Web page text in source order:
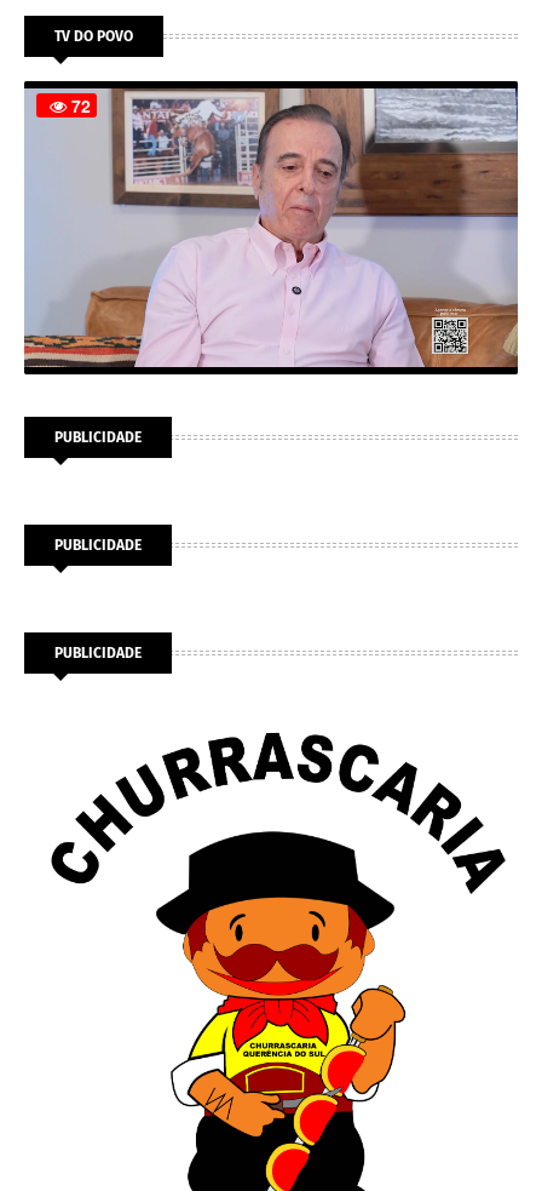
TV DO POVO
PUBLICIDADE
PUBLICIDADE
PUBLICIDADE